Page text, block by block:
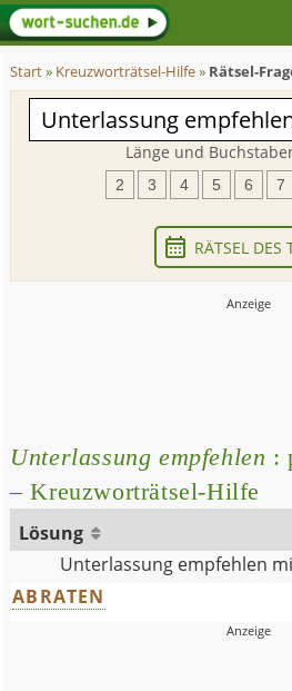
Start» Kreuzworträtsel-Hilfe» Rätsel-
Länge und
2 3 4 5 6 7
RÄTSEL DES
Unterlassung empfehlen :
– Kreuzworträtsel-Hilfe
Lösung
Unterlassung empfehlen
ABRATEN